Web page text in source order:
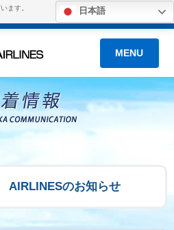
ます。
日本語
MENU
AIRLINESのお知らせ